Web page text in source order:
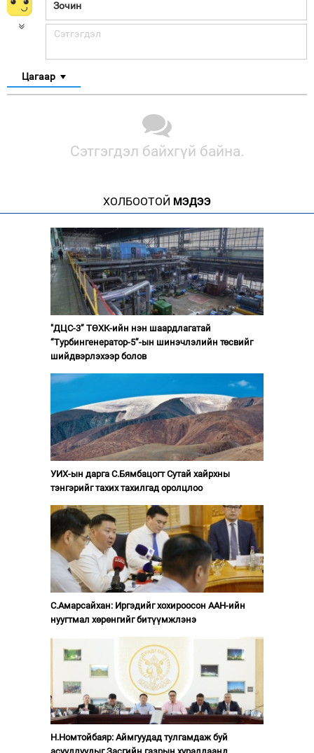
Цагаар
Сэтгэгдэл байхгүй байна.
ХОЛБООТОЙ МЭДЭЭ
"ДЦС-3” ТӨХК-ийн нэн шаардлагатай
“Турбингенератор-5”-ын шинэчлэлийн төсвийг
шийдвэрлэхээр болов
УИХ-ын дарга С.Бямбацогт Сутай хайрхны
тэнгэрийг тахих тахилгад оролцлоо
С.Амарсайхан: Иргэдийг хохироосон ААН-ийн
нуугтмал хөрөнгийг битүүмжлэнэ
Н.Номтойбаяр: Аймгуудад тулгамдаж буй